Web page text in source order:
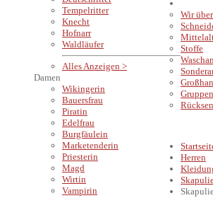
Tempelritter
Knecht
Hofnarr
Waldläufer
Alles Anzeigen >
Damen
Wikingerin
Bauersfrau
Piratin
Edelfrau
Burgfäulein
Marketenderin
Priesterin
Magd
Wirtin
Vampirin
Wir
Stoffe
Herren